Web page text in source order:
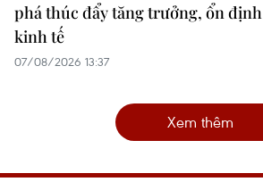
phá thúc đẩy tăng trưởng, ổn định
kinh tế
07/08/2026 13:37
Xem thêm